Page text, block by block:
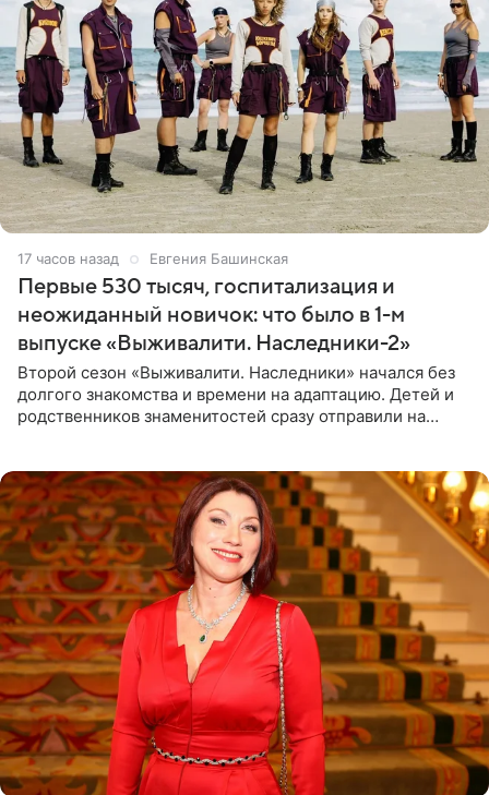
17 часов назад Евгения Башинская
Первые 530 тысяч, госпитализация и
неожиданный новичок: что было в 1-м
выпуске «Выживалити. Наследники-2»
Второй сезон «Выживалити. Наследники» начался без
долгого знакомства и времени на адаптацию. Детей и
родственников знаменитостей сразу отправили на